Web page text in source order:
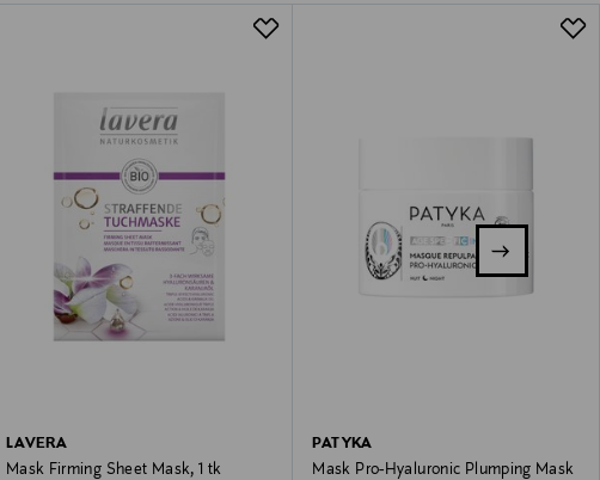
LAVERA
Mask Firming Sheet Mask, 1 tk
PATYKA
Mask Pro-Hyaluronic Plumping Mask